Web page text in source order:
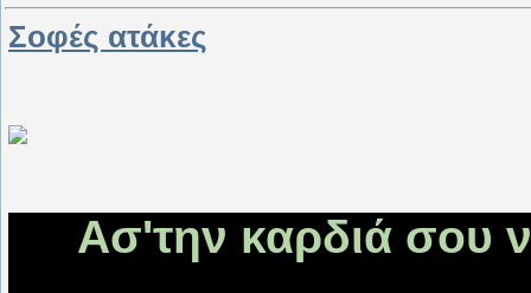
Σοφές ατάκες
Ασ'την καρδιά σου